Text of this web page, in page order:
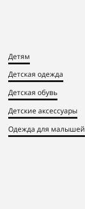
Детям
Детская одежда
Детская обувь
Детские аксессуары
Одежда для малышей